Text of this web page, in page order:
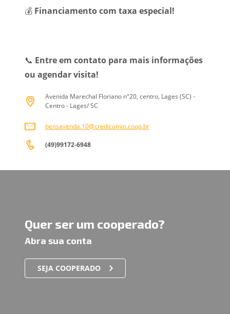
💰 Financiamento com taxa especial!
📞 Entre em contato para mais informações
ou agendar visita!
Avenida Marechal Floriano n°20, centro, Lages (SC) -
Centro - Lages/ SC
bensavenda.10@credicomin.coop.br
(49)99172-6948
Quer ser um cooperado?
Abra sua conta
SEJA COOPERADO